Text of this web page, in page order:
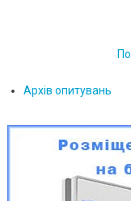
Архів опитувань